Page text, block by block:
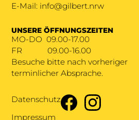
E-Mail: info@gilbert.nrw
UNSERE ÖFFNUNGSZEITEN
MO-DO 09.00-17.00
FR
09.00-16.00
Besuche bitte nach vorheriger
terminlicher Absprache.
Datenschutz
Impressum